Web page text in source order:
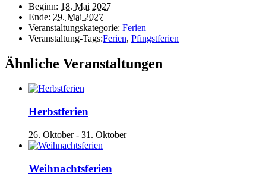
Beginn: 18. Mai 2027
Ende: 29. Mai 2027
Veranstaltungskategorie: Ferien
Veranstaltung-Tags:Ferien, Pfingstferien
Ähnliche Veranstaltungen
Herbstferien
26. Oktober- 31. Oktober
Weihnachtsferien